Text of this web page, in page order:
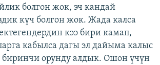
болгон жок, эч кандай
күч болгон жок. Жада калса
кээ бири камап,
кабылса дагы эл дайыма калыс
биринчи орунду алдык. Ошон үчүн